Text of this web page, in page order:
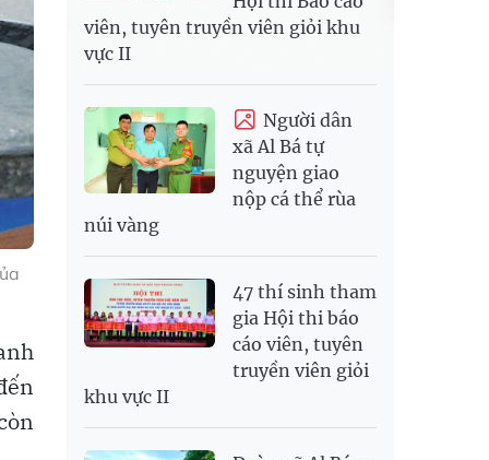
viên, tuyên truyền viên giỏi khu
vực II
Người dân
xã Al Bá tự
nguyện giao
nộp cá thể rùa
núi vàng
47 thí sinh tham
gia Hội thi báo
cáo viên, tuyên
truyền viên giỏi
khu vực II